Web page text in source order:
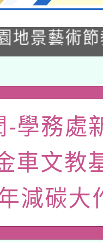
院辦理「
位及節水達
日(星期六
祈福系列
」
地景藝術
藝術巡演
進學校輔導
」實施計畫
育研究院中
育政策研討
趨勢與發展
國民及學前
教育局辦理
研習實施
坊新北場」
灣師範大學
班」招生簡
立成功大學
平台-教案
章
及學前教
19疫苗接
水利署委託
-學務處
車文教
減碳大